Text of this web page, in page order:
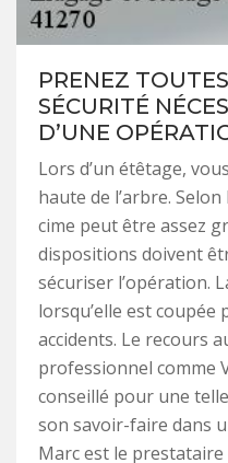
PRENEZ
SÉCURITÉ
D’UNE
Lors d’un étêtage,
haute de l’arbre.
cime peut être assez
dispositions doivent
sécuriser l’opération.
lorsqu’elle est coupée
accidents. Le recours
professionnel comme
conseillé pour une
son savoir-faire dans
Marc est le prestataire